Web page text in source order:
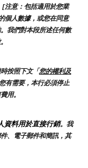
[注意：包括適用於您業
個人數據，或您在同意
我們對本段所述任何數
按照下文「您的權利及
有需要，本行必須停止
用。
資料用於直接行銷。我
、電子郵件和簡訊，其